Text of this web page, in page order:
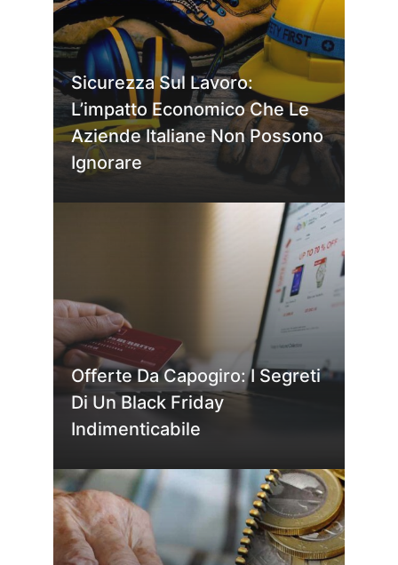
Sicurezza Sul Lavoro:
L’impatto Economico Che Le
Aziende Italiane Non Possono
Ignorare
Offerte Da Capogiro: I Segreti
Di Un Black Friday
Indimenticabile